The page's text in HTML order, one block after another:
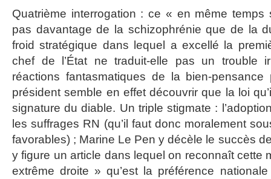
Quatrième interrogation : ce « en même temps
pas davantage de la schizophrénie que de la
froid stratégique dans lequel a excellé la
chef de l’État ne traduit-elle pas un trouble
réactions fantasmatiques de la bien-pensance
président semble en effet découvrir que la loi
signature du diable. Un triple stigmate :
les suffrages RN (qu’il faut donc moralement
favorables) ; Marine Le Pen y décèle le succès
y figure un article dans lequel on reconnaît cette
extrême droite » qu’est la préférence